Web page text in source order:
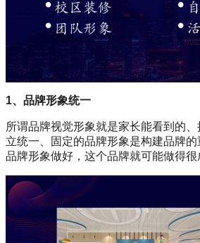
1、品牌形象统一
所谓品牌视觉形象就是家长能看到的
立统一、固定的品牌形象是构建品牌
品牌形象做好，这个品牌就可能做得很